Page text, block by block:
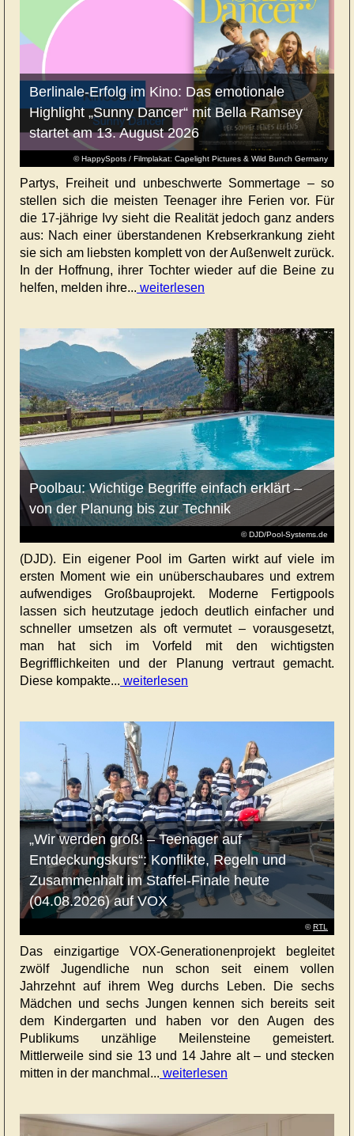
© HappySpots / Filmplakat: Capelight Pictures & Wild Bunch Germany
Berlinale-Erfolg im Kino: Das emotionale
Highlight „Sunny Dancer“ mit Bella Ramsey
startet am 13. August 2026
Partys, Freiheit und unbeschwerte Sommertage – so
stellen sich die meisten Teenager ihre Ferien vor. Für
die 17-jährige Ivy sieht die Realität jedoch ganz anders
aus: Nach einer überstandenen Krebserkrankung zieht
sie sich am liebsten komplett von der Außenwelt zurück.
In der Hoffnung, ihrer Tochter wieder auf die Beine zu
helfen, melden ihre... weiterlesen
© DJD/Pool-Systems.de
Poolbau: Wichtige Begriffe einfach erklärt –
von der Planung bis zur Technik
(DJD). Ein eigener Pool im Garten wirkt auf viele im
ersten Moment wie ein unüberschaubares und extrem
aufwendiges Großbauprojekt. Moderne Fertigpools
lassen sich heutzutage jedoch deutlich einfacher und
schneller umsetzen als oft vermutet – vorausgesetzt,
man hat sich im Vorfeld mit den wichtigsten
Begrifflichkeiten und der Planung vertraut gemacht.
Diese kompakte... weiterlesen
©RTL
„Wir werden groß! – Teenager auf
Entdeckungskurs“: Konflikte, Regeln und
Zusammenhalt im Staffel-Finale heute
(04.08.2026) auf VOX
Das einzigartige VOX-Generationenprojekt begleitet
zwölf Jugendliche nun schon seit einem vollen
Jahrzehnt auf ihrem Weg durchs Leben. Die sechs
Mädchen und sechs Jungen kennen sich bereits seit
dem Kindergarten und haben vor den Augen des
Publikums unzählige Meilensteine gemeistert.
Mittlerweile sind sie 13 und 14 Jahre alt – und stecken
mitten in der manchmal... weiterlesen